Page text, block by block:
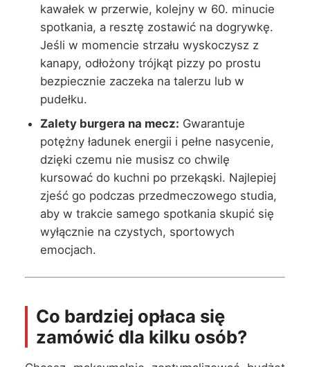
kawałek w przerwie, kolejny w 60. minucie
spotkania, a resztę zostawić na dogrywkę.
Jeśli w momencie strzału wyskoczysz z
kanapy, odłożony trójkąt pizzy po prostu
bezpiecznie zaczeka na talerzu lub w
pudełku.
Zalety burgera na mecz: Gwarantuje
potężny ładunek energii i pełne nasycenie,
dzięki czemu nie musisz co chwilę
kursować do kuchni po przekąski. Najlepiej
zjeść go podczas przedmeczowego studia,
aby w trakcie samego spotkania skupić się
wyłącznie na czystych, sportowych
emocjach.
Co bardziej opłaca się
zamówić dla kilku osób?